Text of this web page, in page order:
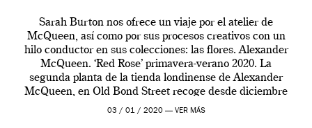
Sarah Burton nos ofrece un viaje por el atelier de
McQueen, así como por sus procesos creativos con un
hilo conductor en sus colecciones: las flores. Alexander
McQueen. ‘Red Rose’ primavera-verano 2020. La
segunda planta de la tienda londinense de Alexander
McQueen, en Old Bond Street recoge desde diciembre
de 2019 hasta final de abril […]
03 / 01 / 2020 — VER MÁS